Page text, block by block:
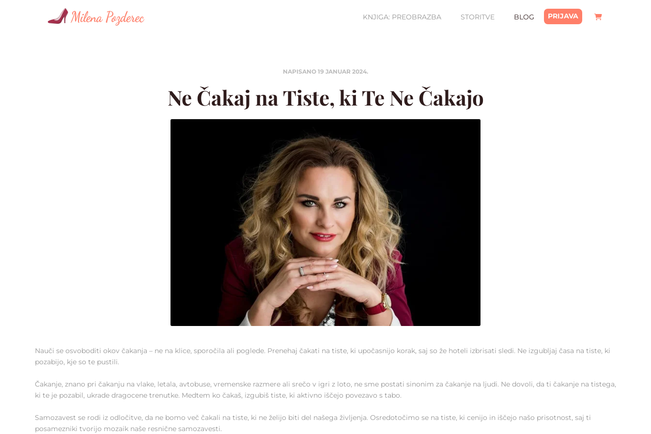
Skoči na vsebino
KNJIGA: PREOBRAZBA STORITVE BLOG PRIJAVA
NAPISANO 19 JANUAR 2024.
Ne Čakaj na Tiste, ki Te Ne Čakajo
Nauči se osvoboditi okov čakanja – ne na klice, sporočila ali poglede. Prenehaj čakati na tiste, ki upočasnijo korak, saj so že hoteli izbrisati sledi. Ne izgubljaj časa na tiste, ki
pozabijo, kje so te pustili.
Čakanje, znano pri čakanju na vlake, letala, avtobuse, vremenske razmere ali srečo v igri z loto, ne sme postati sinonim za čakanje na ljudi. Ne dovoli, da ti čakanje na tistega,
ki te je pozabil, ukrade dragocene trenutke. Medtem ko čakaš, izgubiš tiste, ki aktivno iščejo povezavo s tabo.
Samozavest se rodi iz odločitve, da ne bomo več čakali na tiste, ki ne želijo biti del našega življenja. Osredotočimo se na tiste, ki cenijo in iščejo našo prisotnost, saj ti
posamezniki tvorijo mozaik naše resnične samozavesti.